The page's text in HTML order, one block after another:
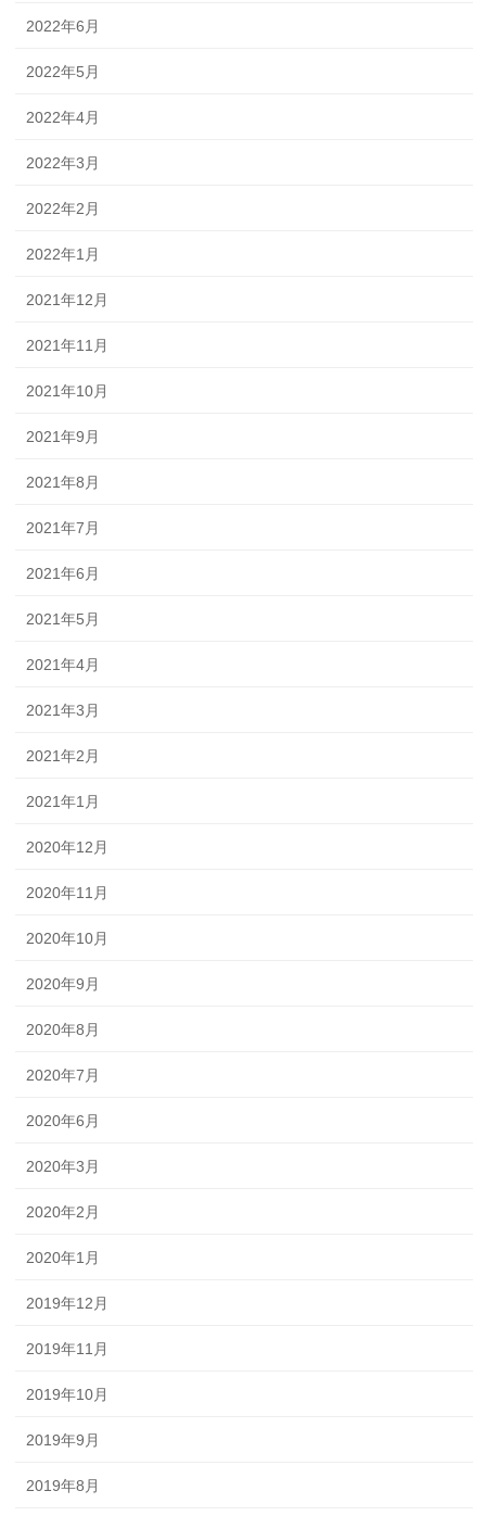
2022年6月
2022年5月
2022年4月
2022年3月
2022年2月
2022年1月
2021年12月
2021年11月
2021年10月
2021年9月
2021年8月
2021年7月
2021年6月
2021年5月
2021年4月
2021年3月
2021年2月
2021年1月
2020年12月
2020年11月
2020年10月
2020年9月
2020年8月
2020年7月
2020年6月
2020年3月
2020年2月
2020年1月
2019年12月
2019年11月
2019年10月
2019年9月
2019年8月